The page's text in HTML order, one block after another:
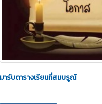
มารับตารางเรียนที่สมบรูณ์